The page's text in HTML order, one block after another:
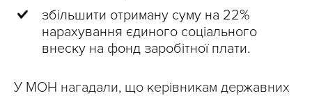
збільшити отриману суму на 22%
нарахування єдиного соціального
внеску на фонд заробітної плати.
У МОН нагадали, що керівникам державних